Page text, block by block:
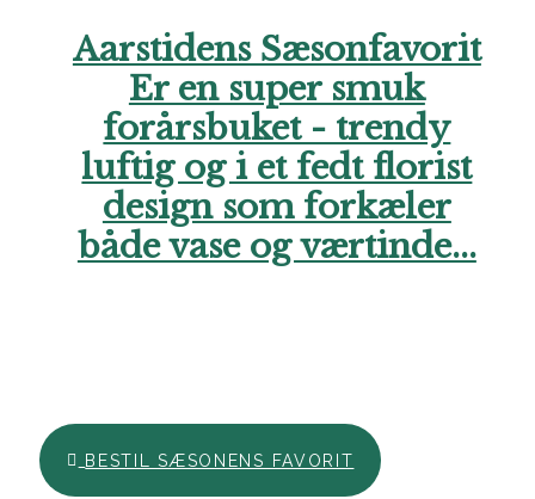
Aarstidens Sæsonfavorit
Er en super smuk
forårsbuket - trendy
luftig og i et fedt florist
design som forkæler
både vase og værtinde...
BESTIL SÆSONENS FAVORIT